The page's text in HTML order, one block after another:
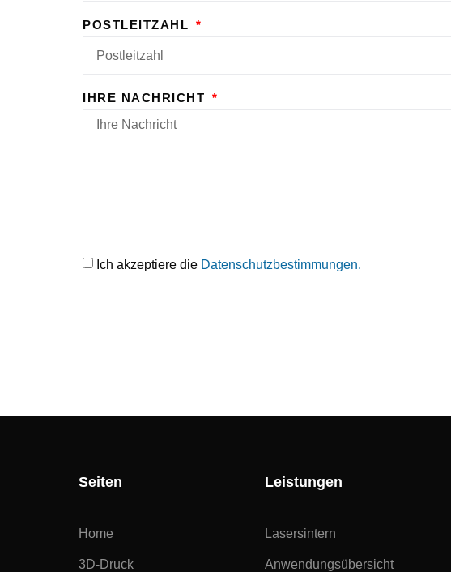
POSTLEITZAHL
IHRE NACHRICHT
Ich akzeptiere die Datenschutzbestimmungen.
Seiten
Home
3D-Druck
Leistungen
Lasersintern
Anwendungsübersicht